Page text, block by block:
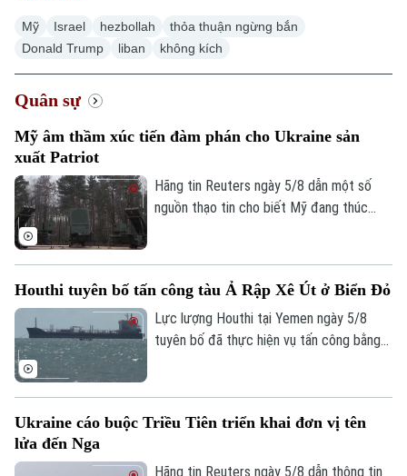
Mỹ Israel hezbollah
thỏa thuận ngừng bắn
Donald Trump
liban không kích
Quân sự
Mỹ âm thầm xúc tiến đàm phán cho Ukraine sản
xuất Patriot
Hãng tin Reuters ngày 5/8 dẫn một số
nguồn thạo tin cho biết Mỹ đang thúc
hụt loại vũ khí quan trọng này để đối phó
các cuộc tập kích của Nga.
Houthi tuyên bố tấn công tàu Ả Rập Xê Út ở Biển Đỏ
Lực lượng Houthi tại Yemen ngày 5/8
tuyên bố đã thực hiện vụ tấn công bằng
phong tỏa hàng hải mà nhóm này đang
đồng quốc tế.
Ukraine cáo buộc Triều Tiên triển khai đơn vị tên
lửa đến Nga
Hãng tin Reuters ngày 5/8 dẫn thông tin